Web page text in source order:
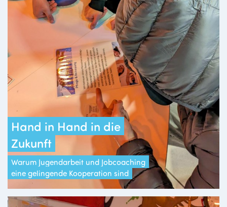
Hand in Hand in die
Zukunft
Warum Jugendarbeit und Jobcoaching
eine gelingende Kooperation sind